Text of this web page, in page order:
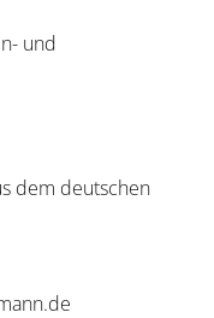
und
dem deutschen